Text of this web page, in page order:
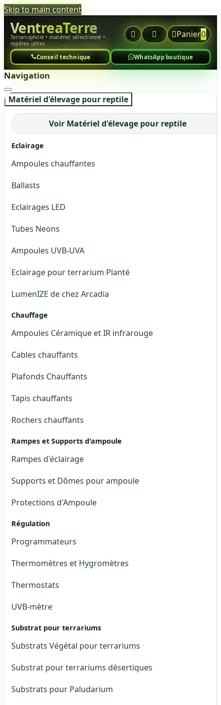
Skip to main content
VentreaTerre
Terrariophilie • matériel sélectionné •
repères utiles
  Panier0
Conseil technique WhatsApp boutique
Navigation
Matériel d'élevage pour reptile
Voir Matériel d'élevage pour reptile
Eclairage
Ampoules chauffantes
Ballasts
Eclairages LED
Tubes Neons
Ampoules UVB-UVA
Eclairage pour terrarium Planté
LumenIZE de chez Arcadia
Chauffage
Ampoules Céramique et IR infrarouge
Cables chauffants
Plafonds Chauffants
Tapis chauffants
Rochers chauffants
Rampes et Supports d'ampoule
Rampes d'éclairage
Supports et Dômes pour ampoule
Protections d'Ampoule
Régulation
Programmateurs
Thermomètres et Hygromètres
Thermostats
UVB-mètre
Substrat pour terrariums
Substrats Végétal pour terrariums
Substrat pour terrariums désertiques
Substrats pour Paludarium